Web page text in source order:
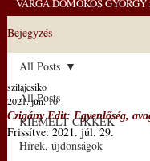
VARGA DOMOKOS
Bejegyzés
All Posts
KIEMELT CIKKEK
Hírek, újdonságok
All Posts
Czigány Edit: Egyenlőség,
szilajcsiko
2021. jún. 10.
Frissítve: 2021. júl. 29.